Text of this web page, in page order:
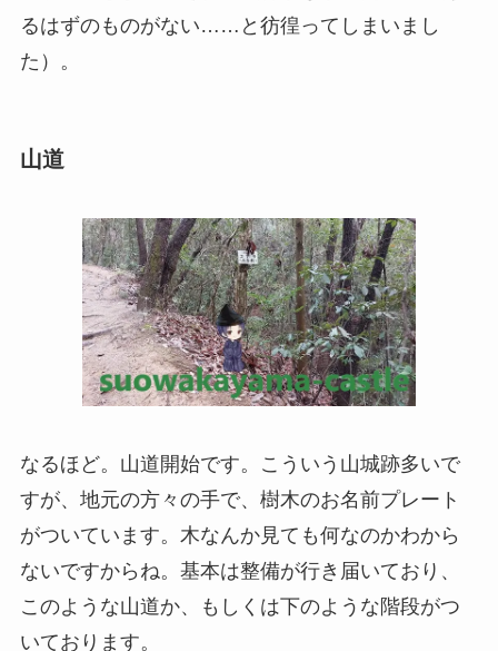
るはずのものがない……と彷徨ってしまいまし
た）。
山道
なるほど。山道開始です。こういう山城跡多いで
すが、地元の方々の手で、樹木のお名前プレート
がついています。木なんか見ても何なのかわから
ないですからね。基本は整備が行き届いており、
このような山道か、もしくは下のような階段がつ
いております。